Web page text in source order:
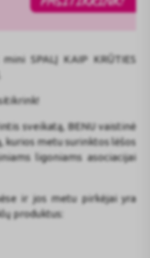
SPALĮ KAIP KRŪTIES
sveikatą, BENU vaistinė
kurios metu surinktos lėšos
ligoniams asociacijai
ir jos metu pirkėjai yra
produktus: